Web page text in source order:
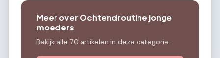
Meer over Ochtendroutine jonge
moeders
Bekijk alle 70 artikelen in deze categorie.